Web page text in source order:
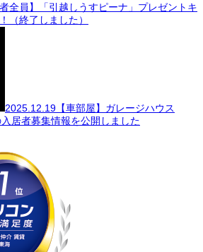
者全員】「引越しうすピーナ」プレゼントキ
（終了しました）
2025.12.19 【車部屋】ガレージハウス
入居者募集情報を公開しました